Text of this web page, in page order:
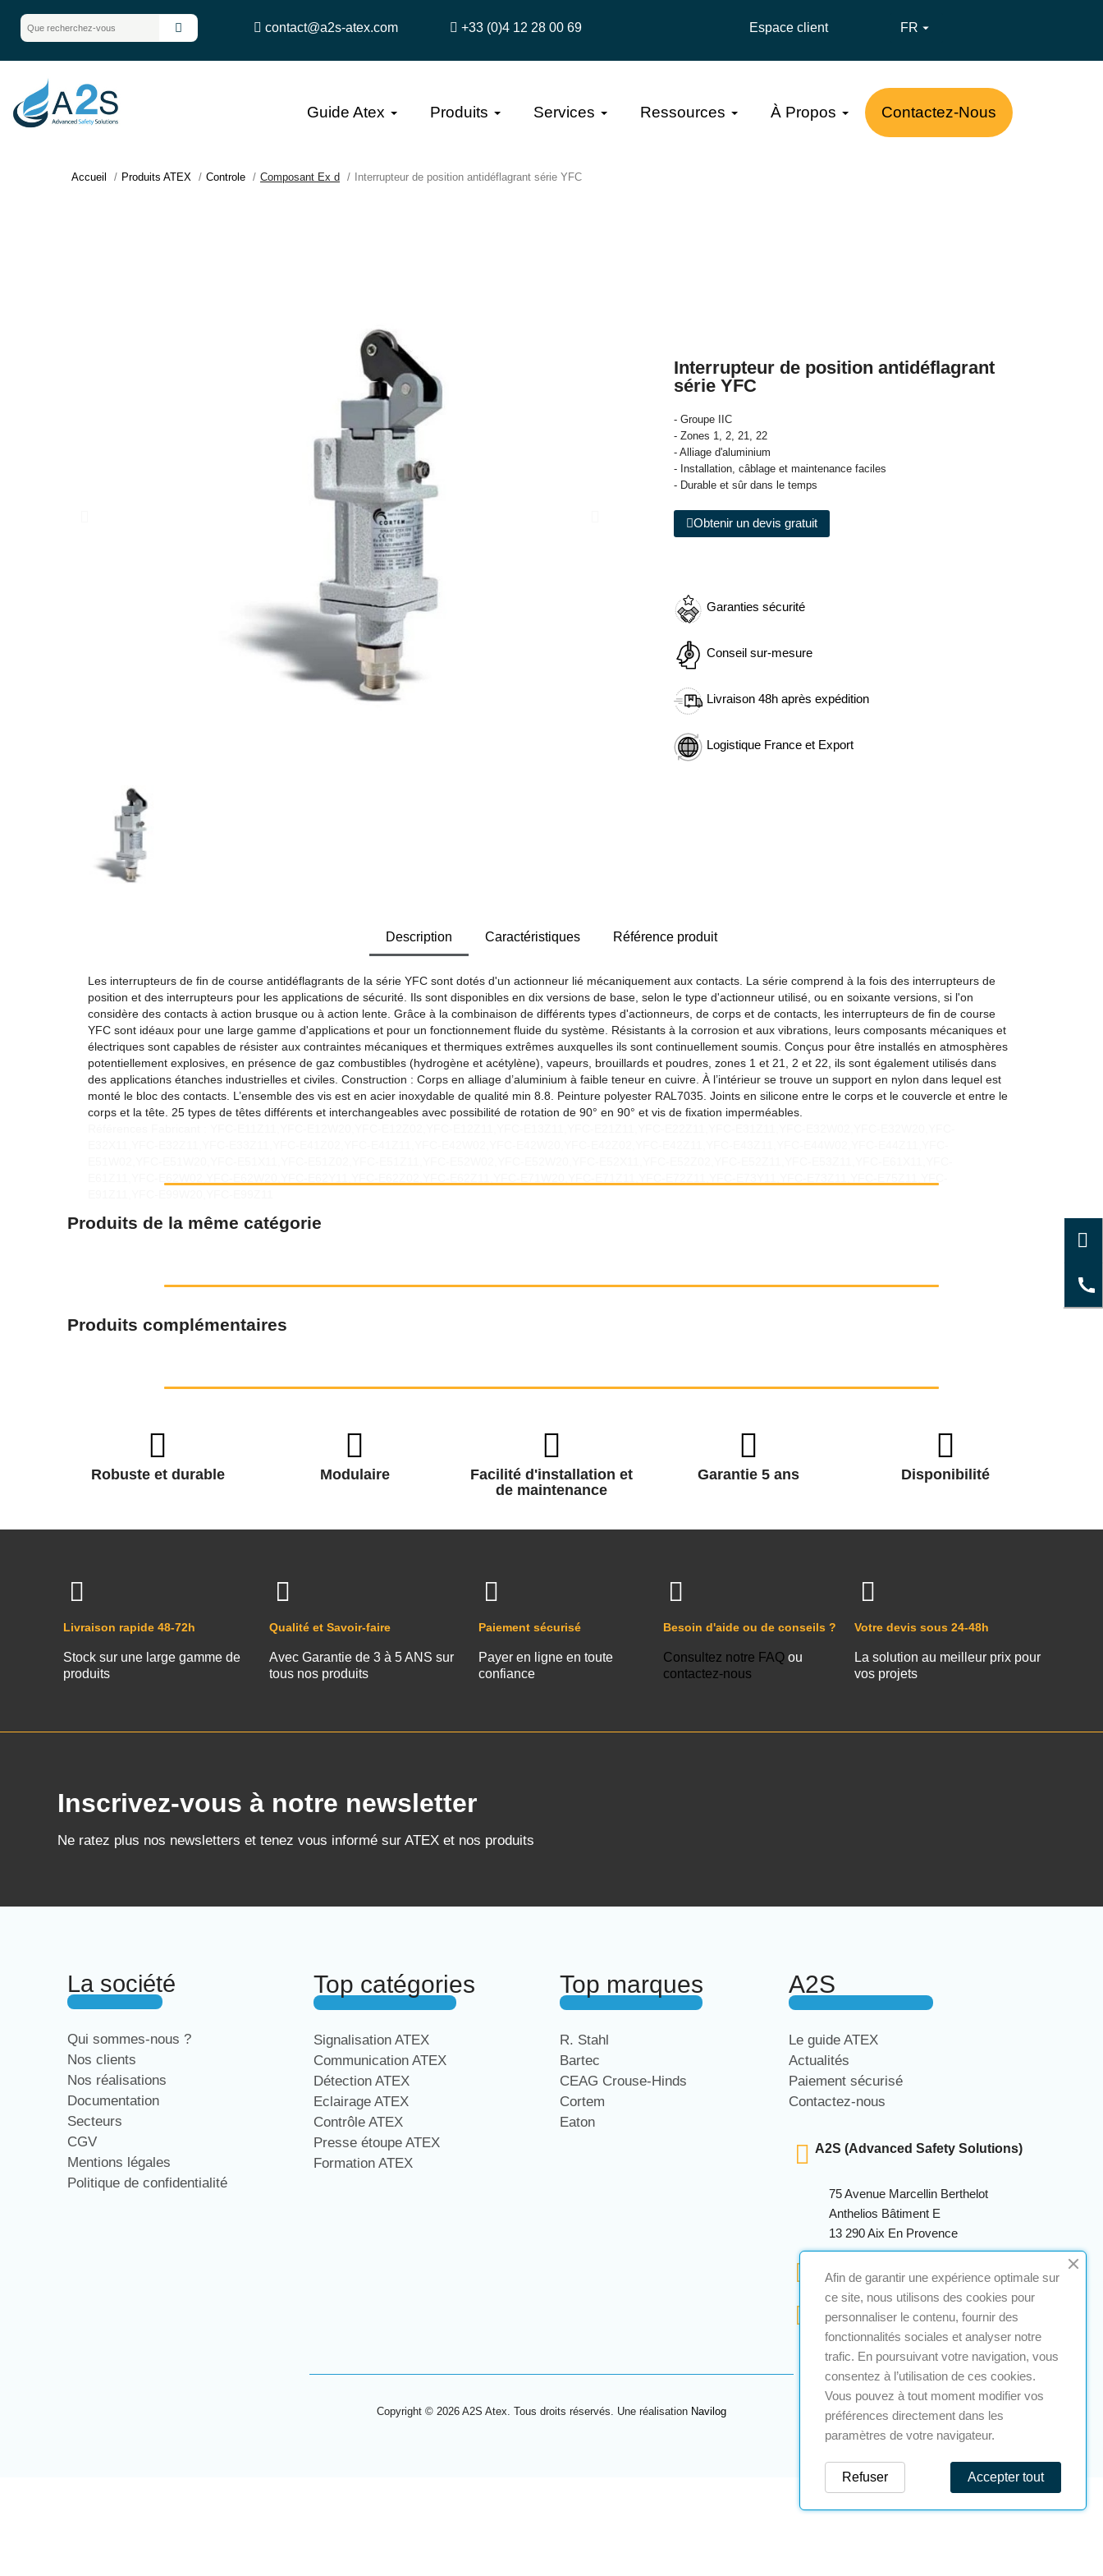
contact@a2s-atex.com +33 (0)4 12 28 00 69 Espace client FR 
Guide Atex Produits Services Ressources À Propos Contactez-Nous
Accueil Produits ATEX Controle Composant Ex d Interrupteur de position antidéflagrant série YFC
Interrupteur de position antidéflagrant
série YFC
- Groupe IIC
- Zones 1, 2, 21, 22
- Alliage d'aluminium
- Installation, câblage et maintenance faciles
- Durable et sûr dans le temps
Obtenir un devis gratuit
Garanties sécurité
Conseil sur-mesure
Livraison 48h après expédition
Logistique France et Export
Description Caractéristiques Référence produit
Les interrupteurs de fin de course antidéflagrants de la série YFC sont dotés d'un actionneur lié mécaniquement aux contacts. La série comprend à la fois des interrupteurs de
position et des interrupteurs pour les applications de sécurité. Ils sont disponibles en dix versions de base, selon le type d'actionneur utilisé, ou en soixante versions, si l'on
considère des contacts à action brusque ou à action lente. Grâce à la combinaison de différents types d'actionneurs, de corps et de contacts, les interrupteurs de fin de course
YFC sont idéaux pour une large gamme d'applications et pour un fonctionnement fluide du système. Résistants à la corrosion et aux vibrations, leurs composants mécaniques et
électriques sont capables de résister aux contraintes mécaniques et thermiques extrêmes auxquelles ils sont continuellement soumis. Conçus pour être installés en atmosphères
potentiellement explosives, en présence de gaz combustibles (hydrogène et acétylène), vapeurs, brouillards et poudres, zones 1 et 21, 2 et 22, ils sont également utilisés dans
des applications étanches industrielles et civiles. Construction : Corps en alliage d’aluminium à faible teneur en cuivre. À l’intérieur se trouve un support en nylon dans lequel est
monté le bloc des contacts. L’ensemble des vis est en acier inoxydable de qualité min 8.8. Peinture polyester RAL7035. Joints en silicone entre le corps et le couvercle et entre le
corps et la tête. 25 types de têtes différents et interchangeables avec possibilité de rotation de 90° en 90° et vis de fixation imperméables.
Produits de la même catégorie
Produits complémentaires
Robuste et durable Modulaire
Facilité d'installation et
de maintenance
Garantie 5 ans Disponibilité
Livraison rapide 48-72h
Stock sur une large gamme de
produits
Qualité et Savoir-faire
Avec Garantie de 3 à 5 ANS sur
tous nos produits
Paiement sécurisé
Payer en ligne en toute
confiance
Besoin d'aide ou de conseils ?
Consultez notre FAQou
contactez-nous
Votre devis sous 24-48h
La solution au meilleur prix pour
vos projets
Inscrivez-vous à notre newsletter
Ne ratez plus nos newsletters et tenez vous informé sur ATEX et nos produits
La société
Qui sommes-nous ?
Nos clients
Nos réalisations
Documentation
Secteurs
CGV
Mentions légales
Politique de confidentialité
Top catégories
Signalisation ATEX
Communication ATEX
Détection ATEX
Eclairage ATEX
Contrôle ATEX
Presse étoupe ATEX
Formation ATEX
Top marques
R. Stahl
Bartec
CEAG Crouse-Hinds
Cortem
Eaton
A2S
Le guide ATEX
Actualités
Paiement sécurisé
Contactez-nous
A2S (Advanced Safety Solutions)
75 Avenue Marcellin Berthelot
Anthelios Bâtiment E
13 290 Aix En Provence
Copyright © 2026 A2S Atex. Tous droits réservés. Une réalisation Navilog
Afin de garantir une expérience optimale sur
ce site, nous utilisons des cookies pour
personnaliser le contenu, fournir des
fonctionnalités sociales et analyser notre
trafic. En poursuivant votre navigation, vous
consentez à l’utilisation de ces cookies.
Vous pouvez à tout moment modifier vos
préférences directement dans les
paramètres de votre navigateur.
Accepter tout
Refuser